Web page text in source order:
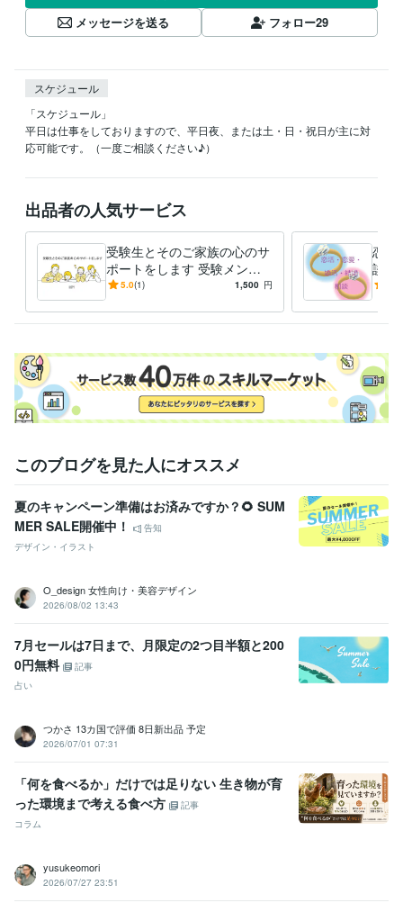
メッセージを送る
フォロー29
スケジュール
「スケジュール」
平日は仕事をしておりますので、平日夜、または土・日・祝日が主に対
応可能です。（一度ご相談ください♪）
出品者の人気サービス
受験生とそのご家族の心のサ
ポートをします 受験メンタ
ルトレーナーがあなたのお悩
5.0(1) 1,500 円
恋活
談乗
ンタ
このブログを見た人にオススメ
夏のキャンペーン準備はお済みですか？🌻 SUM
MER SALE開催中！
告知
デザイン・イラスト
O_design 女性向け・美容デザイン
2026/08/02 13:43
7月セールは7日まで、月限定の2つ目半額と200
0円無料
記事
占い
つかさ 13カ国で評価 8日新出品 予定
2026/07/01 07:31
「何を食べるか」だけでは足りない 生き物が育
った環境まで考える食べ方
記事
コラム
yusukeomori
2026/07/27 23:51